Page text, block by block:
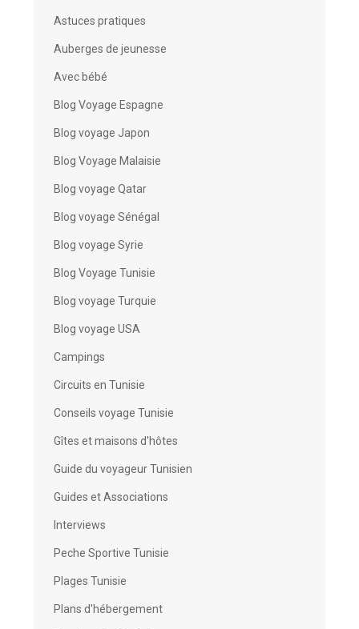
Astuces pratiques
Auberges de jeunesse
Avec bébé
Blog Voyage Espagne
Blog voyage Japon
Blog Voyage Malaisie
Blog voyage Qatar
Blog voyage Sénégal
Blog voyage Syrie
Blog Voyage Tunisie
Blog voyage Turquie
Blog voyage USA
Campings
Circuits en Tunisie
Conseils voyage Tunisie
Gîtes et maisons d'hôtes
Guide du voyageur Tunisien
Guides et Associations
Interviews
Peche Sportive Tunisie
Plages Tunisie
Plans d'hébergement